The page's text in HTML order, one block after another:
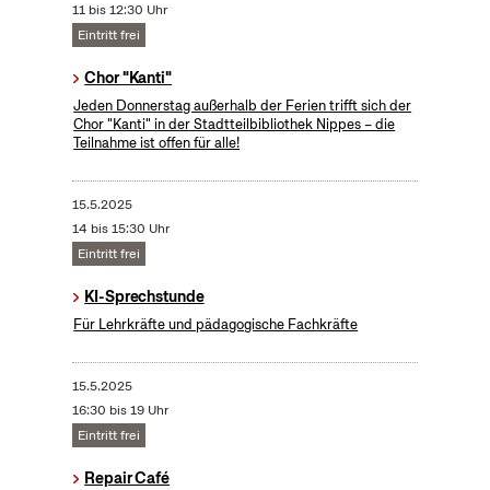
11 bis 12:30 Uhr
Eintritt frei
Chor "Kanti"
Jeden Donnerstag außerhalb der Ferien trifft sich der
Chor "Kanti" in der Stadtteilbibliothek Nippes – die
Teilnahme ist offen für alle!
15.5.2025
14 bis 15:30 Uhr
Eintritt frei
KI-Sprechstunde
Für Lehrkräfte und pädagogische Fachkräfte
15.5.2025
16:30 bis 19 Uhr
Eintritt frei
Repair Café